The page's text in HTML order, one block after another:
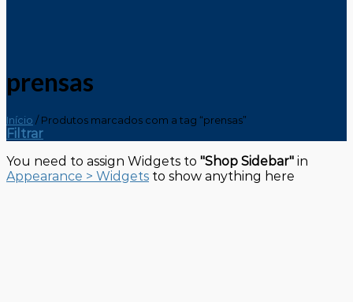
prensas
Início / Produtos marcados com a tag “prensas”
Filtrar
You need to assign Widgets to "Shop Sidebar" in
Appearance > Widgets to show anything here